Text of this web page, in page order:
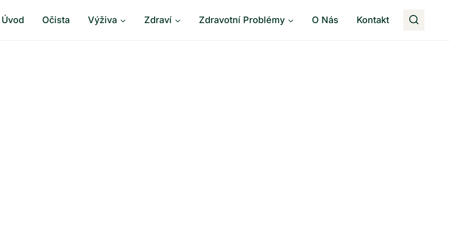
Úvod Očista Výživa Zdraví Zdravotní Problémy O Nás Kontakt